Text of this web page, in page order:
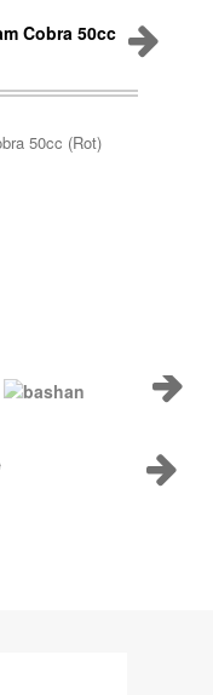
50cc (Rot)